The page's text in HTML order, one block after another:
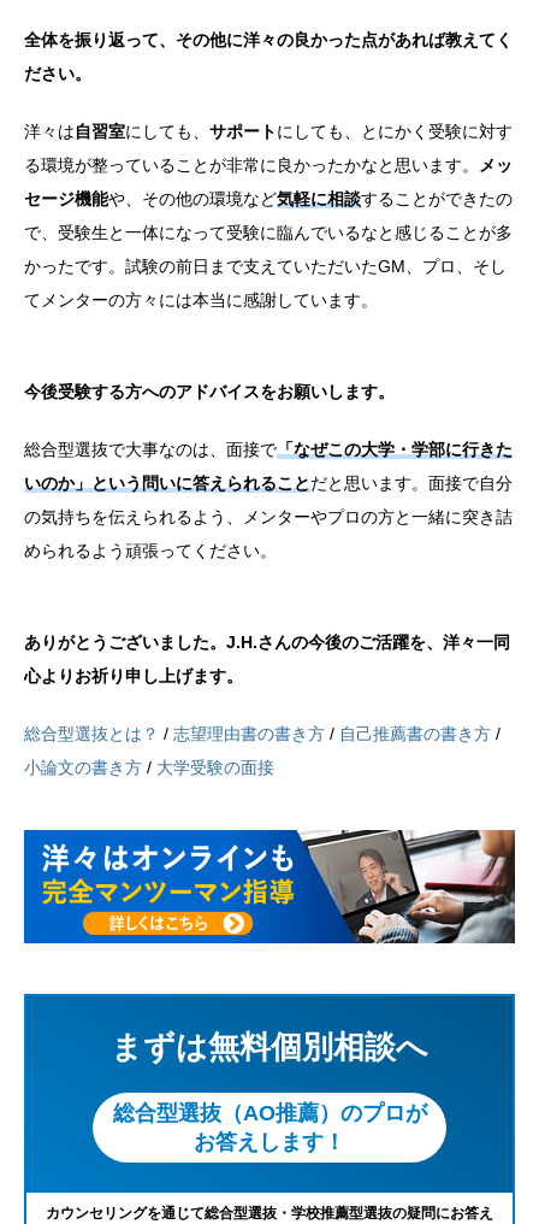
全体を振り返って、その他に洋々の良かった点があれば教えてく
ださい。
洋々は自習室にしても、 サポートにしても、とにかく受験に対す
る環境が整っていることが非常に良かったかなと思います。
メッ
セージ機能や、その他の環境など気軽に相談することができたの
で、受験生と一体になって受験に臨んでいるなと感じることが多
かったです。試験の前日まで支えていただいたGM、プロ、そし
てメンターの方々には本当に感謝しています。
今後受験する方へのアドバイスをお願いします。
総合型選抜で大事なのは、面接で 「なぜこの大学・学部に行きた
いのか」という問いに答えられることだと思います。面接で自分
の気持ちを伝えられるよう、メンターやプロの方と一緒に突き詰
められるよう頑張ってください。
ありがとうございました。J.H.さんの今後のご活躍を、洋々一同
心よりお祈り申し上げます。
総合型選抜とは？ / 志望理由書の書き方 / 自己推薦書の書き方 /
小論文の書き方 / 大学受験の面接
まずは無料個別相談へ
総合型選抜（AO推薦）のプロが
お答えします！
カウンセリングを通じて総合型選抜・学校推薦型選抜の疑問にお答え